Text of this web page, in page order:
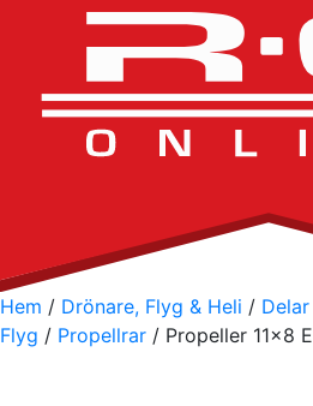
Hem / Drönare, Flyg & Heli /
Flyg / Propellrar / Propeller 11×8